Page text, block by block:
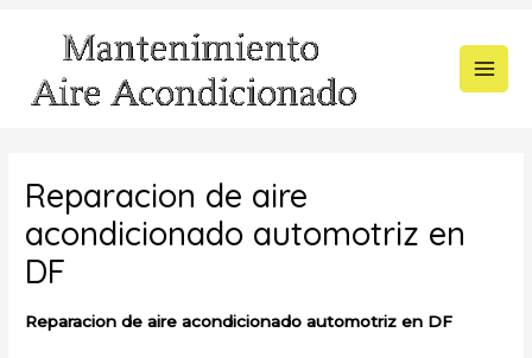
contenido
Reparacion de aire
acondicionado automotriz en
DF
Reparacion de aire acondicionado automotriz en DF